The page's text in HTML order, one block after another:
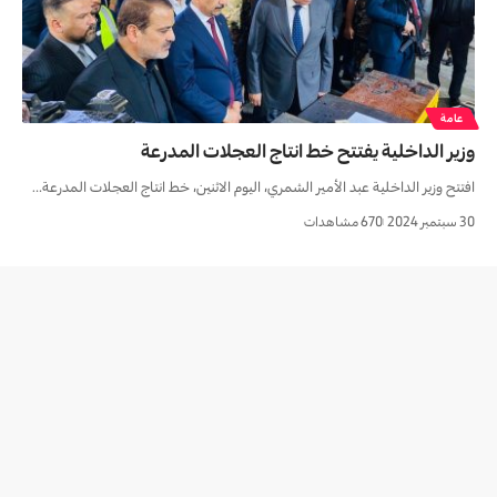
عامة
وزير الداخلية يفتتح خط انتاج العجلات المدرعة
افتتح وزير الداخلية عبد الأمير الشمري، اليوم الاثنين، خط انتاج العجلات المدرعة…
30 سبتمبر 2024 670 مشاهدات